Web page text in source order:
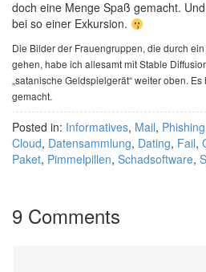
doch eine Menge Spaß gemacht.
bei so einer Exkursion.
Die Bilder der Frauengruppen, die durch
gehen, habe ich allesamt mit Stable
„satanische Geldspielgerät“ weiter oben.
gemacht.
Posted in: Informatives, Mail, Phishing
Cloud, Datensammlung, Dating, Fail,
Paket, Pimmelpillen, Schadsoftware,
9 Comments